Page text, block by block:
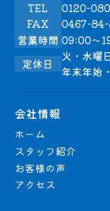
TEL
0120-
FAX
0467-
営業時間 09:00～
定休日
火・水曜
年末年始
会社情報
ホーム
スタッフ紹介
お客様の声
アクセス